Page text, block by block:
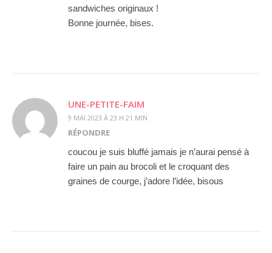
sandwiches originaux !
Bonne journée, bises.
UNE-PETITE-FAIM
9 MAI 2023 À 23 H 21 MIN
RÉPONDRE
coucou je suis bluffé jamais je n’aurai pensé à
faire un pain au brocoli et le croquant des
graines de courge, j’adore l’idée, bisous